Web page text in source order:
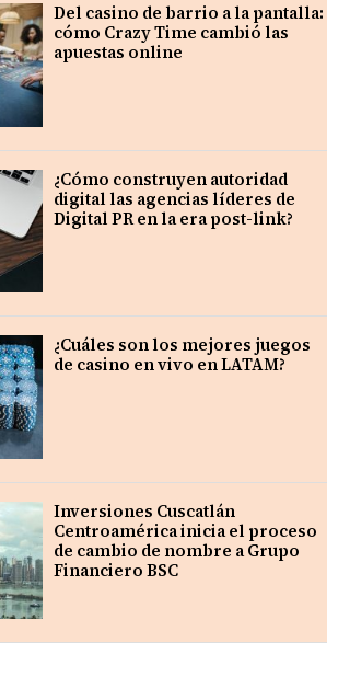
Del casino de barrio a la pantalla:
cómo Crazy Time cambió las
apuestas online
¿Cómo construyen autoridad
digital las agencias líderes de
Digital PR en la era post-link?
¿Cuáles son los mejores juegos
de casino en vivo en LATAM?
Inversiones Cuscatlán
Centroamérica inicia el proceso
de cambio de nombre a Grupo
Financiero BSC